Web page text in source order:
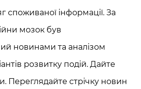
споживаної інформації. За
мозок був
новинами та аналізом
розвитку подій. Дайте
Переглядайте стрічку новин